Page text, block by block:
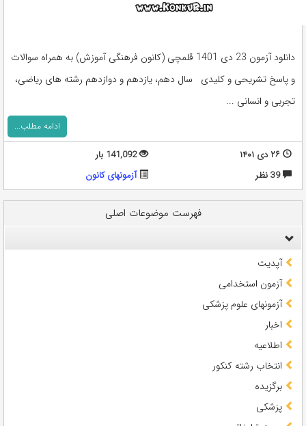
دانلود آزمون 23 دی 1401 قلمچی (کانون فرهنگی آموزش) به همراه سوالات
و پاسخ تشریحی و کلیدی سال دهم، یازدهم و دوازدهم رشته های ریاضی،
تجربی و انسانی ...
ادامه مطلب...
۲۶ دی ۱۴۰۱
141,092 بار
39 نظر
آزمونهای کانون
فهرست موضوعات اصلی
آپدیت
آزمون استخدامی
آزمونهای علوم پزشکی
اخبار
اطلاعیه
انتخاب رشته کنکور
برگزیده
پزشکی